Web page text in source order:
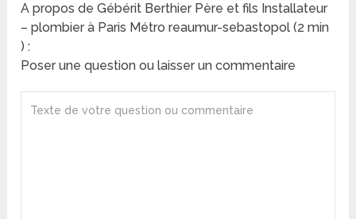
A propos de Gébérit Berthier Père et fils Installateur
– plombier à Paris Métro reaumur-sebastopol (2 min
) :
Poser une question ou laisser un commentaire